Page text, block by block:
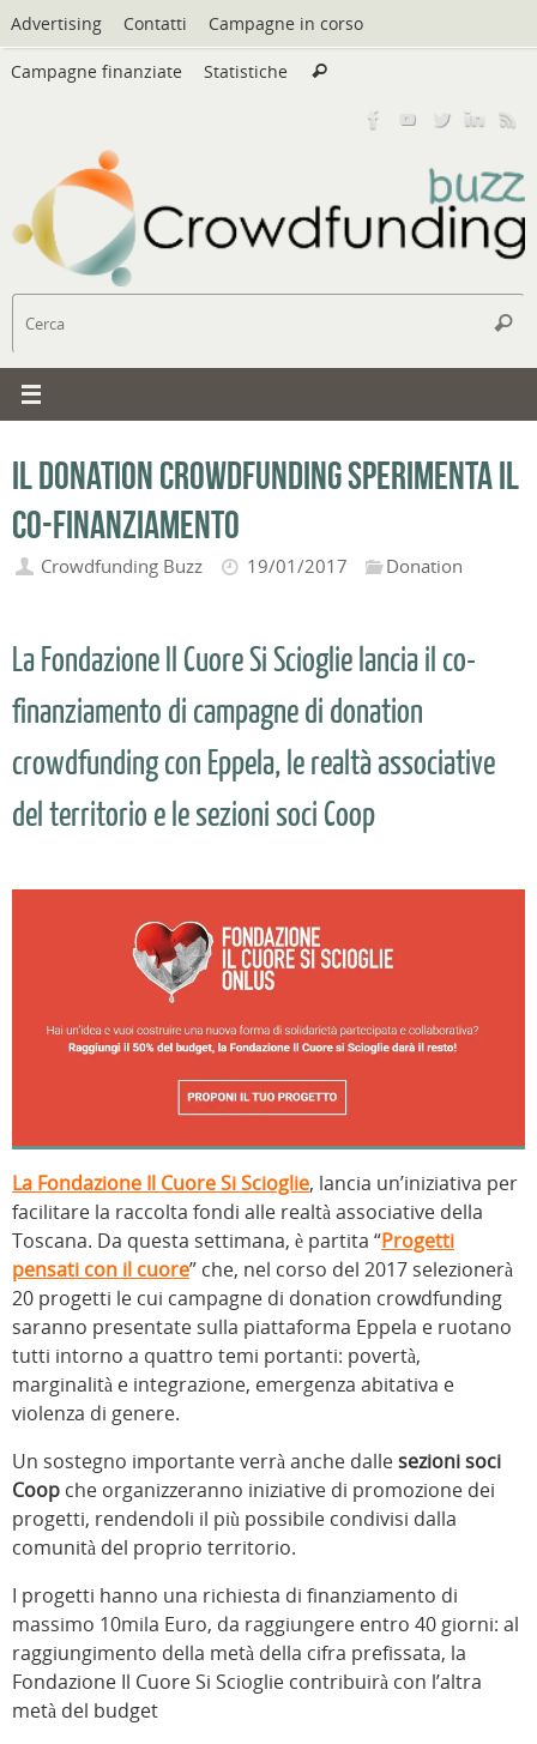
Vai
al
contenuto
Advertising Contatti Campagne in corso
Campagne finanziate Statistiche Cerca
Cerca
Il donation crowdfunding sperimenta il
co-finanziamento
Crowdfunding Buzz 19/01/2017 Donation
La Fondazione Il Cuore Si Scioglie lancia il co-
finanziamento di campagne di donation
crowdfunding con Eppela, le realtà associative
del territorio e le sezioni soci Coop
La Fondazione Il Cuore Si Scioglie, lancia un’iniziativa per
facilitare la raccolta fondi alle realtà associative della
Toscana. Da questa settimana, è partita “Progetti
pensati con il cuore” che, nel corso del 2017 selezionerà
20 progetti le cui campagne di donation crowdfunding
saranno presentate sulla piattaforma Eppela e ruotano
tutti intorno a quattro temi portanti: povertà,
marginalità e integrazione, emergenza abitativa e
violenza di genere.
Un sostegno importante verrà anche dallesezioni soci
Coop che organizzeranno iniziative di promozione dei
progetti, rendendoli il più possibile condivisi dalla
comunità del proprio territorio.
I progetti hanno una richiesta di finanziamento di
massimo 10mila Euro, da raggiungere entro 40 giorni: al
raggiungimento della metà della cifra prefissata, la
Fondazione Il Cuore Si Scioglie contribuirà con l’altra
metà del budget